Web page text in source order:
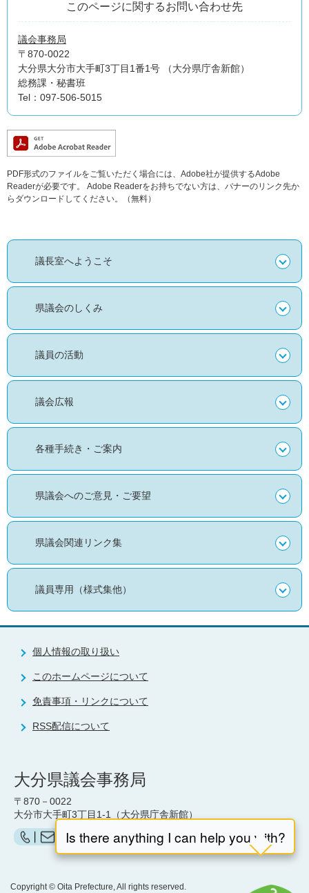
このページに関するお問い合わせ先
議会事務局
〒870-0022
大分県大分市大手町3丁目1番1号 （大分県庁舎新館）
総務課・秘書班
Tel：097-506-5015
PDF形式のファイルをご覧いただく場合には、Adobe社が提供するAdobe
Readerが必要です。
Adobe Readerをお持ちでない方は、バナーのリンク先か
らダウンロードしてください。（無料）
議長室へようこそ
県議会のしくみ
議員の活動
議会広報
各種手続き・ご案内
県議会へのご意見・ご要望
県議会関連リンク集
議員専用（様式集他）
個人情報の取り扱い
このホームページについて
免責事項・リンクについて
RSS配信について
大分県議会事務局
〒870－0022
大分市大手町3丁目1-1（大分県庁舎新館）
お問い合わせ（県議会事務局）はこちら
Copyright © Oita Prefecture, All rights reserved.